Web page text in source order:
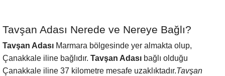
Tavşan Adası Nerede ve Nereye Bağlı?
Tavşan Adası Marmara bölgesinde yer almakta olup,
Çanakkale iline bağlıdır. Tavşan Adası bağlı olduğu
Çanakkale iline 37 kilometre mesafe uzaklıktadır.Tavşan